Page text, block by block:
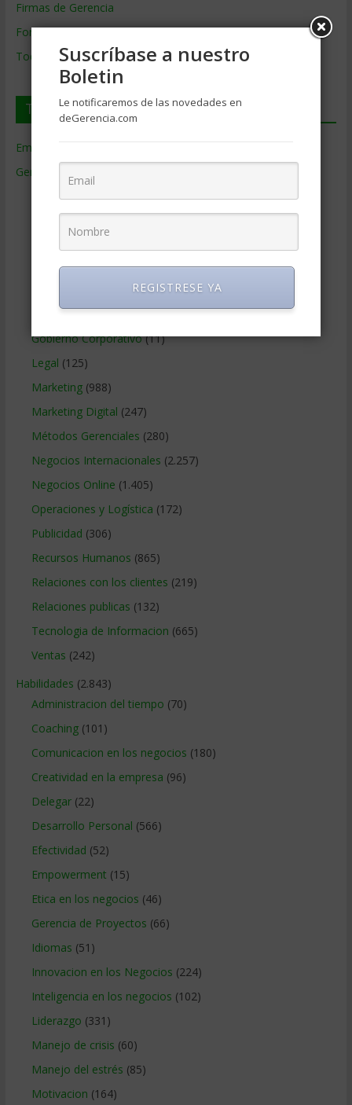
Firmas de Gerencia
Formación de Gerencia
Todos los Temas
Temas de Gerencia
Empresas de Gerencia
Gerencia
Contabilidad(466)
Educacion Gerencial
Estrategia Empresarial(304)
Finanzas Corporativas(748)
Gerencia social y ambiental(223)
Gobierno Corporativo(11)
Legal (125)
Marketing(988)
Marketing Digital (247)
Métodos Gerenciales (280)
Negocios Internacionales (2.257)
Negocios Online (1.405)
Operaciones y Logística (172)
Publicidad (306)
Recursos Humanos (865)
Relaciones con los clientes (219)
Relaciones publicas (132)
Tecnologia de Informacion (665)
Ventas (242)
Habilidades (2.843)
Administracion del tiempo (70)
Coaching(101)
Comunicacion en los negocios (180)
Creatividad en la empresa (96)
Delegar(22)
Desarrollo Personal (566)
Efectividad (52)
Empowerment (15)
Etica en los negocios (46)
Gerencia de Proyectos (66)
Idiomas (51)
Innovacion en los Negocios (224)
Inteligencia en los negocios (102)
Liderazgo (331)
Manejo de crisis (60)
Manejo del estrés (85)
Motivacion (164)
Suscríbase a nuestro
Boletin
Le notificaremos de las novedades en
deGerencia.com
REGISTRESE YA